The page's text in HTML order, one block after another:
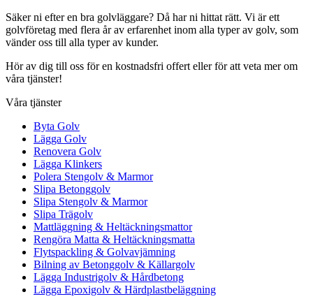
Säker ni efter en bra golvläggare? Då har ni hittat rätt. Vi är ett
golvföretag med flera år av erfarenhet inom alla typer av golv, som
vänder oss till alla typer av kunder.
Hör av dig till oss för en kostnadsfri offert eller för att veta mer om
våra tjänster!
Våra tjänster
Byta Golv
Lägga Golv
Renovera Golv
Lägga Klinkers
Polera Stengolv & Marmor
Slipa Betonggolv
Slipa Stengolv & Marmor
Slipa Trägolv
Mattläggning & Heltäckningsmattor
Rengöra Matta & Heltäckningsmatta
Flytspackling & Golvavjämning
Bilning av Betonggolv & Källargolv
Lägga Industrigolv & Hårdbetong
Lägga Epoxigolv & Härdplastbeläggning